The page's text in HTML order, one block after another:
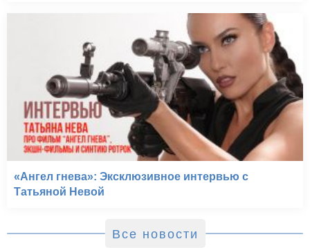
«Ангел гнева»: Эксклюзивное интервью с
Татьяной Невой
Все новости